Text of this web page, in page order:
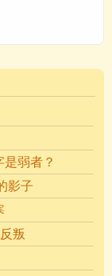
弱者？
影子
叛